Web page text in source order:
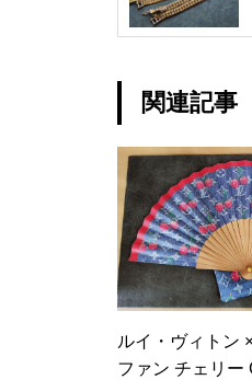
関連記事
ルイ・ヴィトン ×
ファン チェリー